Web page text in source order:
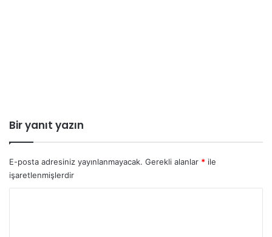
Bir yanıt yazın
E-posta adresiniz yayınlanmayacak. Gerekli alanlar * ile
işaretlenmişlerdir